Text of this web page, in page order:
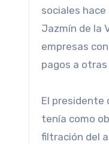
sociales
Jazmín de la
empresas
pagos a
El presidente
tenía como
filtración del